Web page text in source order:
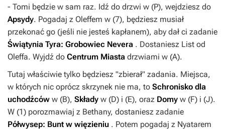
- Tomi będzie w sam raz. Idź do drzwi w (P), wejdziesz do
Apsydy. Pogadaj z Oleffem w (7), będziesz musiał
przekonać go (jeśli nie jesteś kapłanem), aby dał ci zadanie
Świątynia Tyra: Grobowiec Nevera . Dostaniesz List od
Oleffa. Wyjdź do Centrum Miasta drzwiami w (A).
Tutaj właściwie tylko będziesz "zbierał" zadania. Miejsca,
w których nic oprócz skrzynek nie ma, to Schronisko dla
uchodźców w (B), Składy w (D) i (E), oraz Domy w (F) i (J).
W (1) porozmawiaj z Bethany, dostaniesz zadanie
Półwysep: Bunt w więzieniu . Potem pogadaj z Nyatarem